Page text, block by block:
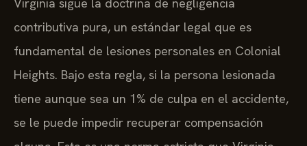
contributiva pura, un estándar legal que es
fundamental de lesiones personales en Colonial
Heights. Bajo esta regla, si la persona lesionada
tiene aunque sea un 1% de culpa en el accidente,
se le puede impedir recuperar compensación